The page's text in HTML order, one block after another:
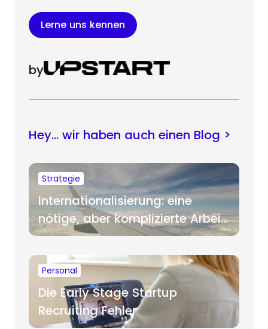
Lerne uns kennen
by
Hey… wir haben auch einen Blog >
Strategie
Internationalisierung: eine
nötige, aber komplizierte Arbeit
für Startups
Personal
Die Early Stage Startup
Recruiting Fehler